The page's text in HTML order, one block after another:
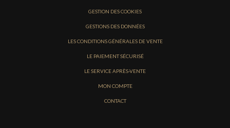
GESTION DES COOKIES
GESTIONS DES DONNÉES
LES CONDITIONS GÉNÉRALES DE VENTE
LE PAIEMENT SÉCURISÉ
LE SERVICE APRÈS-VENTE
MON COMPTE
CONTACT